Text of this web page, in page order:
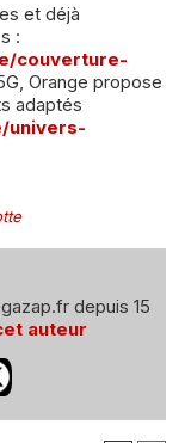
et déjà
:
couverture-
Orange propose
adaptés
univers-
depuis 15
auteur